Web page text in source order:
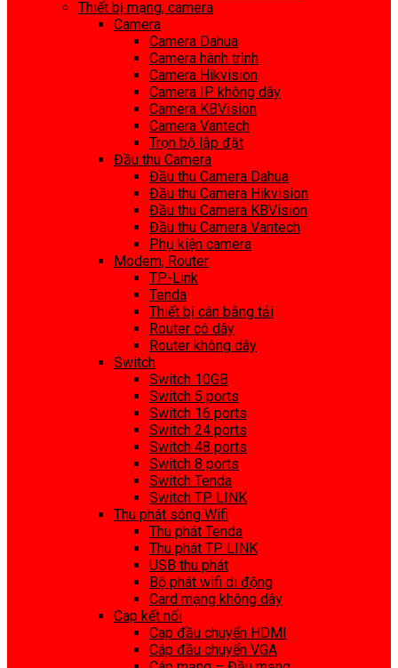
Thiết bị mạng, camera
Camera
Camera Dahua
Camera hành trình
Camera Hikvision
Camera IP không dây
Camera KBVision
Camera Vantech
Trọn bộ lắp đặt
Đầu thu Camera
Đầu thu Camera Dahua
Đầu thu Camera Hikvision
Đầu thu Camera KBVision
Đầu thu Camera Vantech
Phụ kiện camera
Modem, Router
TP-Link
Tenda
Thiết bị cân bằng tải
Router có dây
Router không dây
Switch
Switch 10GB
Switch 5 ports
Switch 16 ports
Switch 24 ports
Switch 48 ports
Switch 8 ports
Switch Tenda
Switch TP LINK
Thu phát sóng Wifi
Thu phát Tenda
Thu phát TP LINK
USB thu phát
Bộ phát wifi di động
Card mạng không dây
Cap kết nối
Cap đầu chuyển HDMI
Cáp đầu chuyển VGA